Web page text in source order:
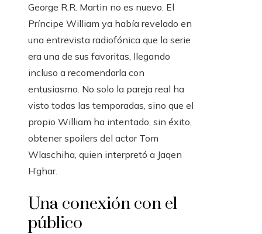
George R.R. Martin no es nuevo. El
Príncipe William ya había revelado en
una entrevista radiofónica que la serie
era una de sus favoritas, llegando
incluso a recomendarla con
entusiasmo. No solo la pareja real ha
visto todas las temporadas, sino que el
propio William ha intentado, sin éxito,
obtener spoilers del actor Tom
Wlaschiha, quien interpretó a Jaqen
H’ghar.
Una conexión con el
público